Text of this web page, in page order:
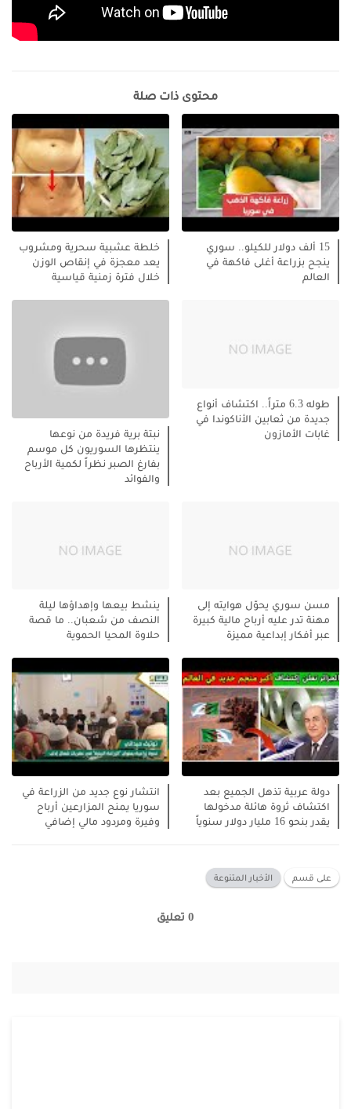
محتوى ذات صلة
15 ألف دولار للكيلو.. سوري
ينجح بزراعة أغلى فاكهة في
العالم
خلطة عشبية سحرية ومشروب
يعد معجزة في إنقاص الوزن
خلال فترة زمنية قياسية
طوله 6.3 متراً.. اكتشاف أنواع
جديدة من ثعابين الأناكوندا في
غابات الأمازون
نبتة برية فريدة من نوعها
ينتظرها السوريون كل موسم
بفارغ الصبر نظراً لكمية الأرباح
والفوائد
مسن سوري يحوّل هوايته إلى
مهنة تدر عليه أرباح مالية كبيرة
عبر أفكار إبداعية مميزة
ينشط بيعها وإهداؤها ليلة
النصف من شعبان.. ما قصة
حلاوة المحيا الحموية
دولة عربية تذهل الجميع بعد
اكتشاف ثروة هائلة مدخولها
يقدر بنحو 16 مليار دولار سنوياً
انتشار نوع جديد من الزراعة في
سوريا يمنح المزارعين أرباح
وفيرة ومردود مالي إضافي
على قسم الأخبار المتنوعة
0 تعليق